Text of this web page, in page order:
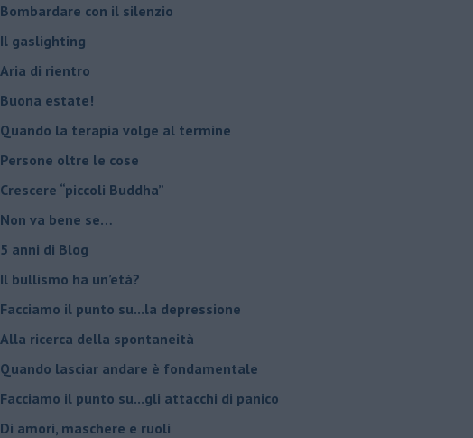
​Bombardare con il silenzio
Il gaslighting
Aria di rientro
Buona estate!
​Quando la terapia volge al termine
​Persone oltre le cose
​Crescere “piccoli Buddha”
Non va bene se…
​5 anni di Blog
​Il bullismo ha un’età?
Facciamo il punto su...la depressione
​Alla ricerca della spontaneità
​Quando lasciar andare è fondamentale
Facciamo il punto su...gli attacchi di panico
Di amori, maschere e ruoli